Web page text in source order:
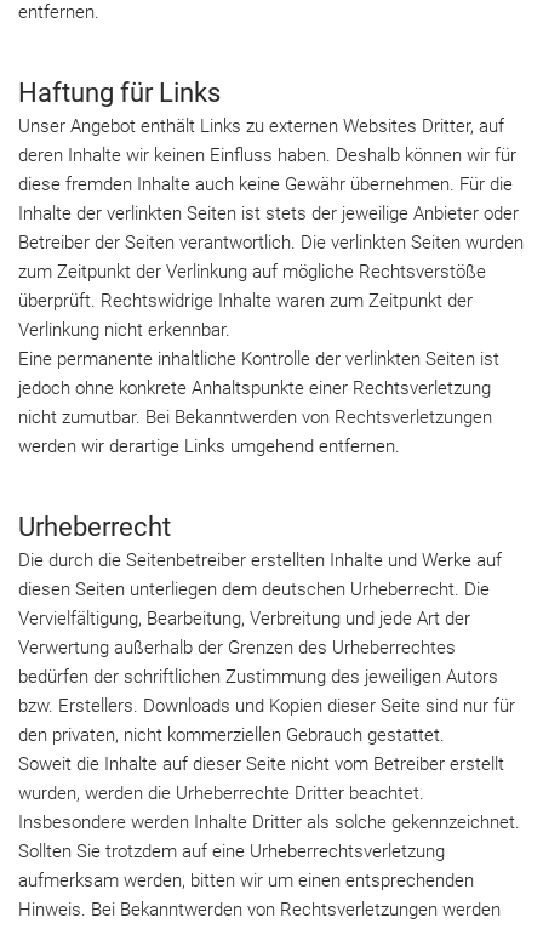
entfernen.
Haftung für Links
Unser Angebot enthält Links zu externen Websites Dritter, auf
deren Inhalte wir keinen Einfluss haben. Deshalb können wir für
diese fremden Inhalte auch keine Gewähr übernehmen. Für die
Inhalte der verlinkten Seiten ist stets der jeweilige Anbieter oder
Betreiber der Seiten verantwortlich. Die verlinkten Seiten wurden
zum Zeitpunkt der Verlinkung auf mögliche Rechtsverstöße
überprüft. Rechtswidrige Inhalte waren zum Zeitpunkt der
Verlinkung nicht erkennbar.
Eine permanente inhaltliche Kontrolle der verlinkten Seiten ist
jedoch ohne konkrete Anhaltspunkte einer Rechtsverletzung
nicht zumutbar. Bei Bekanntwerden von Rechtsverletzungen
werden wir derartige Links umgehend entfernen.
Urheberrecht
Die durch die Seitenbetreiber erstellten Inhalte und Werke auf
diesen Seiten unterliegen dem deutschen Urheberrecht. Die
Vervielfältigung, Bearbeitung, Verbreitung und jede Art der
Verwertung außerhalb der Grenzen des Urheberrechtes
bedürfen der schriftlichen Zustimmung des jeweiligen Autors
bzw. Erstellers. Downloads und Kopien dieser Seite sind nur für
den privaten, nicht kommerziellen Gebrauch gestattet.
Soweit die Inhalte auf dieser Seite nicht vom Betreiber erstellt
wurden, werden die Urheberrechte Dritter beachtet.
Insbesondere werden Inhalte Dritter als solche gekennzeichnet.
Sollten Sie trotzdem auf eine Urheberrechtsverletzung
aufmerksam werden, bitten wir um einen entsprechenden
Hinweis. Bei Bekanntwerden von Rechtsverletzungen werden